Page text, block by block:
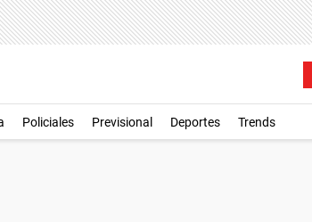
Policiales Previsional Deportes Trends